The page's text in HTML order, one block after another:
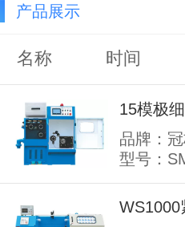
产品展示
名称 时间
15模极
品牌：
型号：
WS1000